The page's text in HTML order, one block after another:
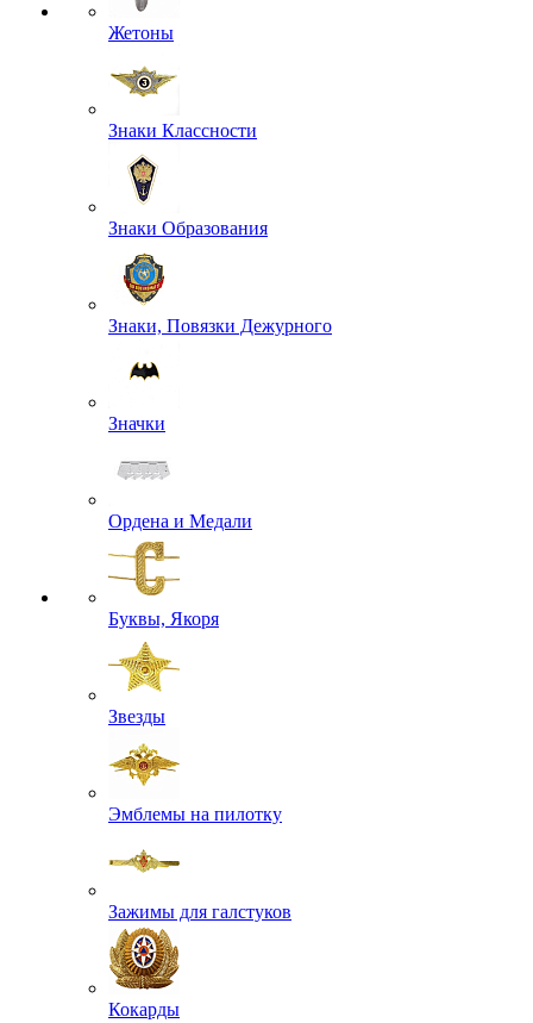
Жетоны
Знаки Классности
Знаки Образования
Знаки, Повязки Дежурного
Значки
Ордена и Медали
Буквы, Якоря
Звезды
Эмблемы на пилотку
Зажимы для галстуков
Кокарды